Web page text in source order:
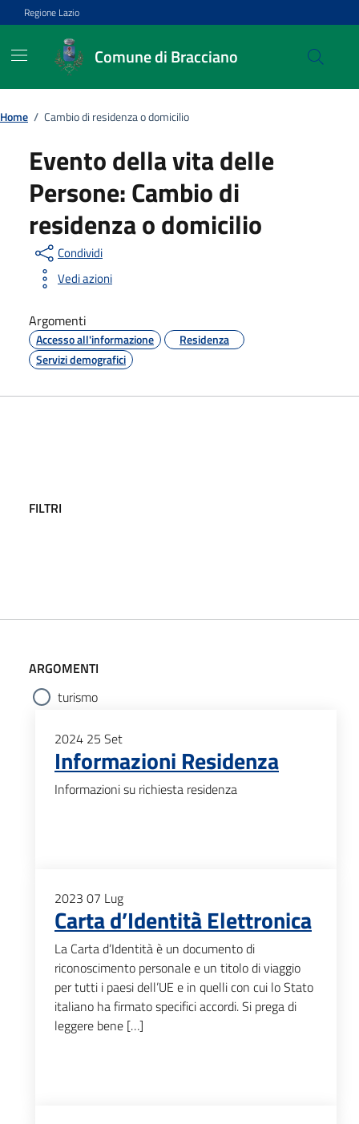
Vai ai contenuti
Vai al footer
Regione Lazio
Comune di Bracciano
Home / Cambio di residenza o domicilio
Evento della vita delle
Persone:Cambio di
residenza o domicilio
Condividi
Vedi azioni
Argomenti
Accesso all'informazione
Residenza
Servizi demografici
FILTRI
ARGOMENTI
turismo
2024 25 Set
Informazioni Residenza
Informazioni su richiesta residenza
2023 07 Lug
Carta d’Identità Elettronica
La Carta d’Identità è un documento di
riconoscimento personale e un titolo di viaggio
per tutti i paesi dell’UE e in quelli con cui lo Stato
italiano ha firmato specifici accordi. Si prega di
leggere bene […]